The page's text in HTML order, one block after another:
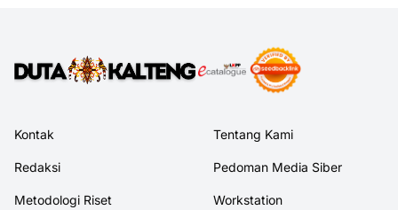
Kontak Tentang Kami
Redaksi Pedoman Media Siber
Metodologi Riset Workstation